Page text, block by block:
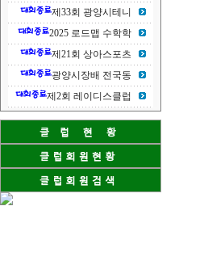
제33회 광양시테니
2025 로드맵 수학학
제21회 상아스포츠
광양시장배 전국동
제2회 레이디스클럽